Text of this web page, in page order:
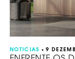
NOTICIAS 9